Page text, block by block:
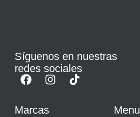
Síguenos en nuestras
redes sociales
Marcas Menu